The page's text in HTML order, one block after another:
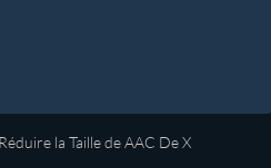
la Taille de AAC De X